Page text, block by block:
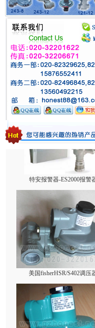
伊腾气相切换阀AXS-8B
特安报警器-ES2000报警器
美国fisherHSR/S402调压器